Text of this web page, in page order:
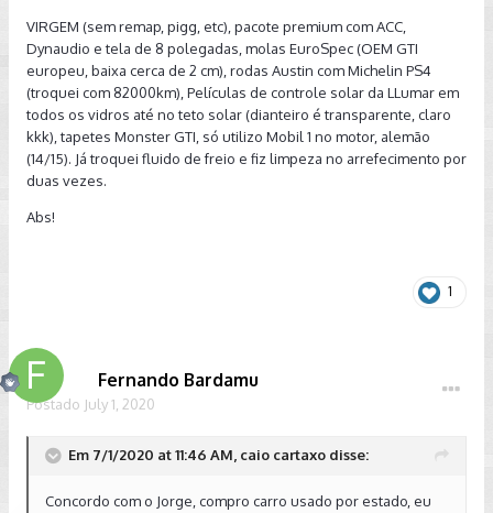
VIRGEM (sem remap, pigg, etc), pacote premium com ACC,
Dynaudio e tela de 8 polegadas, molas EuroSpec (OEM GTI
europeu, baixa cerca de 2 cm), rodas Austin com Michelin PS4
(troquei com 82000km), Películas de controle solar da LLumar em
todos os vidros até no teto solar (dianteiro é transparente, claro
kkk), tapetes Monster GTI, só utilizo Mobil 1 no motor, alemão
(14/15). Já troquei fluido de freio e fiz limpeza no arrefecimento por
duas vezes.
Abs!
1
Fernando Bardamu
Postado July 1, 2020
Em 7/1/2020 at 11:46 AM, caio cartaxo disse:
Concordo com o Jorge, compro carro usado por estado, eu